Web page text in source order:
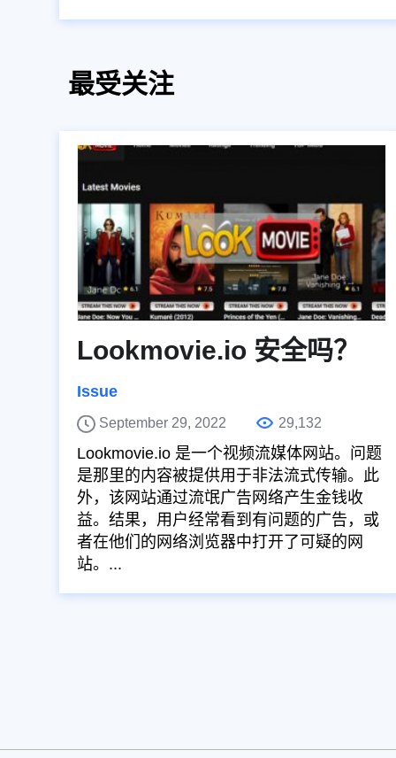
最受关注
Lookmovie.io 安全吗？
Issue
September 29, 2022 29,132
Lookmovie.io 是一个视频流媒体网站。问题
是那里的内容被提供用于非法流式传输。此
外，该网站通过流氓广告网络产生金钱收
益。结果，用户经常看到有问题的广告，或
者在他们的网络浏览器中打开了可疑的网
站。...